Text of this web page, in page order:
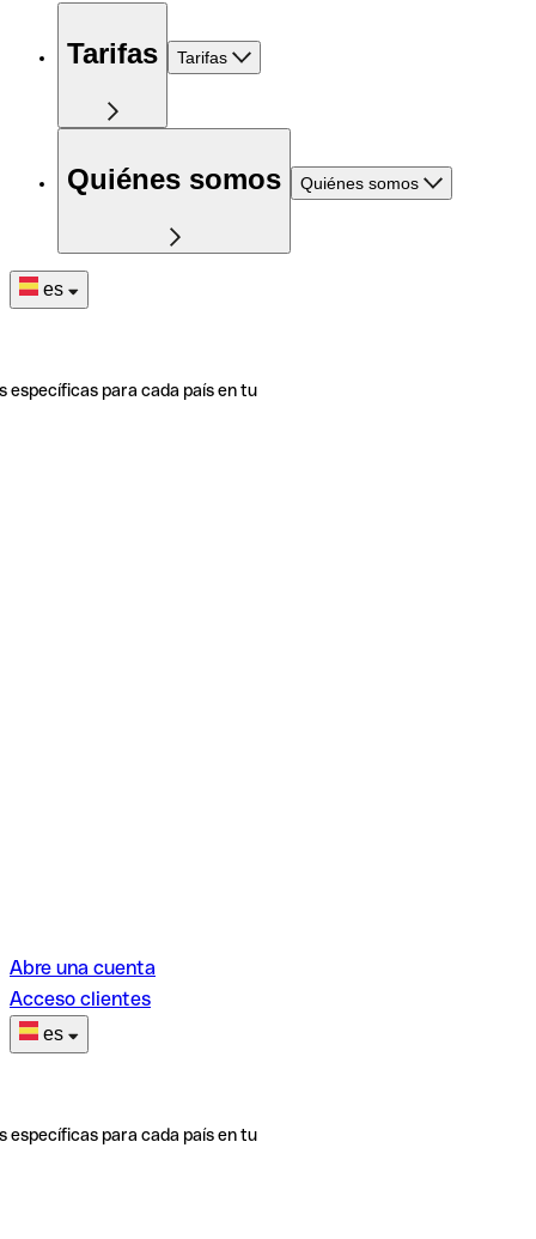
Tarifas Tarifas
Quiénes somos Quiénes somos
es
específicas para cada país en tu
Abre una cuenta
Acceso clientes
es
específicas para cada país en tu